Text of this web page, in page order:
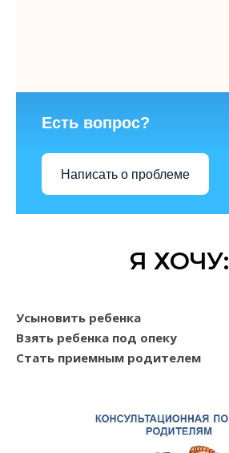
Есть вопрос?
Написать о проблеме
Я ХОЧУ:
Усыновить ребенка
Взять ребенка под опеку
Стать приемным родителем